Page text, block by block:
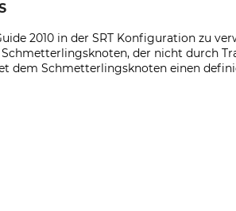
2010 in der SRT Konfiguration zu
der nicht durch
dem Schmetterlingsknoten einen